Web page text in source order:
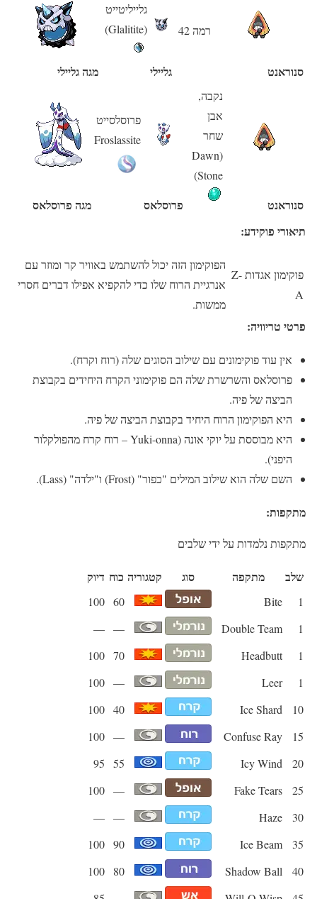
רמה 42
גלייליטייט
(Glalitite)
סנוראנט גליילי מגה גליילי
נקבה,
אבן
שחר
(Dawn
Stone)
פרוסלסייט
Froslassite
סנוראנט פרוסלאס
מגה פרוסלאס
תיאורי פוקידע:
פוקימון אגדות Z-
A
הפוקימון הזה יכול להשתמש באוויר קר ומוזר עם
אנרגיית הרוח שלו כדי להקפיא אפילו דברים חסרי
ממשות.
פרטי טריוויה:
אין עוד פוקימונים עם שילוב הסוגים שלה (רוח וקרח).
פרוסלאס והשרשרת שלה הם פוקימוני הקרח היחידים בקבוצת
הביצה של פיה.
היא הפוקימון הרוח היחיד בקבוצת הביצה של פיה.
היא מבוססת על יוקי אונה (Yuki-onna – רוח קרח מהפולקלור
היפני).
השם שלה הוא שילוב המילים "כפור" (Frost) ו"ילדה" (Lass).
מתקפות:
מתקפות נלמדות על ידי שלבים
שלב מתקפה סוג קטגוריה כוח דיוק
1
Bite
60
100
1
Double Team
—
—
1
Headbutt
70
100
1
Leer
—
100
10
Ice Shard
40
100
15
Confuse Ray
—
100
20
Icy Wind
55
95
25
Fake Tears
—
100
30
Haze
—
—
35
Ice Beam
90
100
40
Shadow Ball
80
100